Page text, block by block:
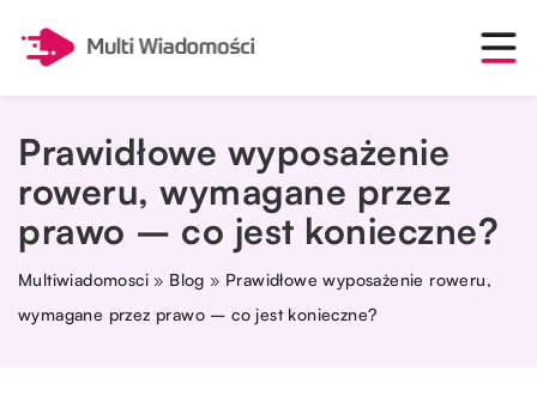
Prawidłowe wyposażenie
roweru, wymagane przez
prawo – co jest konieczne?
Multiwiadomosci » Blog » Prawidłowe wyposażenie roweru,
wymagane przez prawo – co jest konieczne?